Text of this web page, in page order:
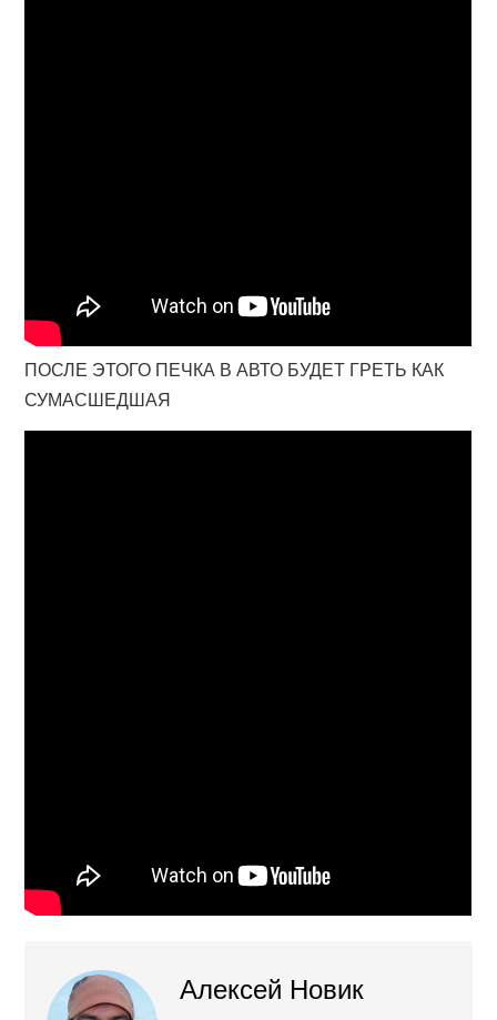
ПОСЛЕ ЭТОГО ПЕЧКА В АВТО БУДЕТ ГРЕТЬ КАК
СУМАСШЕДШАЯ
Алексей Новик